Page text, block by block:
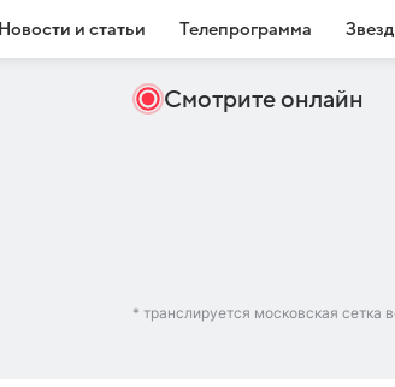
Новости и статьи Телепрограмма
Смотрите онлайн
* транслируется московская сетка